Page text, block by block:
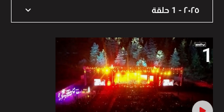
٢٠٢٥ - 1 حلقة
٢٠٢٥ - 1 حلقة
٢٠١٨ - 1 حلقة 1